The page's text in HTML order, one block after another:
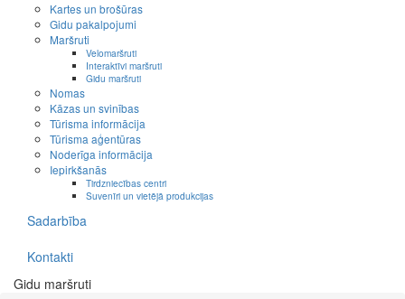
Kartes un brošūras
Gidu pakalpojumi
Maršruti
Velomaršruti
Interaktīvi maršruti
Gidu maršruti
Nomas
Kāzas un svinības
Tūrisma informācija
Tūrisma aģentūras
Noderīga informācija
Iepirkšanās
Tirdzniecības centri
Suvenīri un vietējā produkcijas
Sadarbība
Kontakti
Gidu maršruti